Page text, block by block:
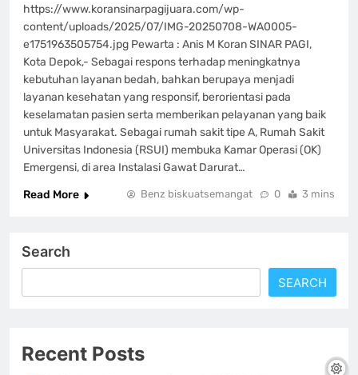
https://www.koransinarpagijuara.com/wp-
content/uploads/2025/07/IMG-20250708-WA0005-
e1751963505754.jpg Pewarta : Anis M Koran SINAR PAGI,
Kota Depok,- Sebagai respons terhadap meningkatnya
kebutuhan layanan bedah, bahkan berupaya menjadi
layanan kesehatan yang responsif, berorientasi pada
keselamatan pasien serta memberikan pelayanan yang baik
untuk Masyarakat. Sebagai rumah sakit tipe A, Rumah Sakit
Universitas Indonesia (RSUI) membuka Kamar Operasi (OK)
Emergensi, di area Instalasi Gawat Darurat…
Read More
Benz biskuatsemangat 0 3 mins
Search
SEARCH
Recent Posts